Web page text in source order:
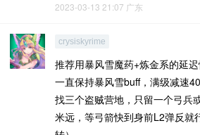
2023-03-13 21:07 广东
crysiskyrime
推荐用暴风雪魔药+炼金系的延
一直保持暴风雪buff，满级减速
找三个盗贼营地，只留一个弓兵
米远，等弓箭快到身前L2弹反就